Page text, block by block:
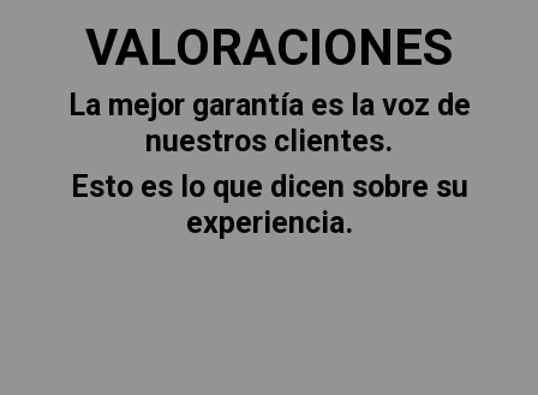
VALORACIONES
La mejor garantía es la voz de
nuestros clientes.
Esto es lo que dicen sobre su
experiencia.